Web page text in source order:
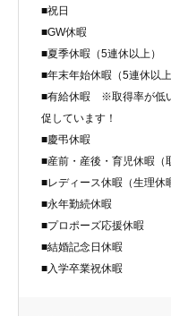
■祝日
■GW休暇
■夏季休暇（5連休以上）
■年末年始休暇（5連休以上
■有給休暇 ※取得率が低
促しています！
■慶弔休暇
■産前・産後・育児休暇（
■レディース休暇（生理休
■永年勤続休暇
■プロポーズ応援休暇
■結婚記念日休暇
■入学卒業祝休暇